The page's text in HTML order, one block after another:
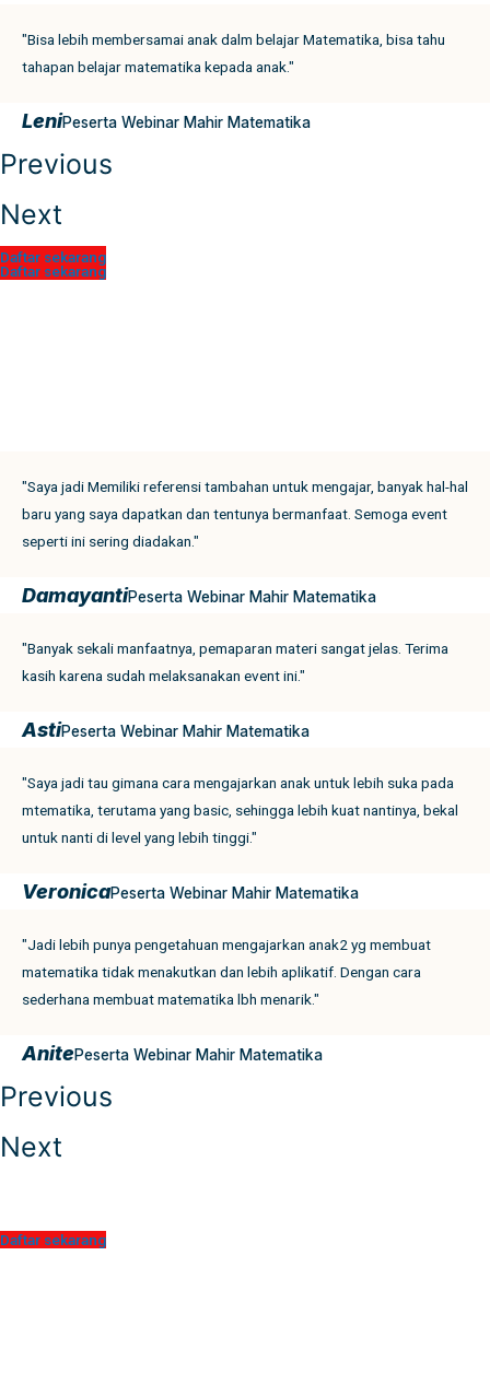
"Bisa lebih membersamai anak dalm belajar Matematika, bisa tahu
tahapan belajar matematika kepada anak."
LeniPeserta Webinar Mahir Matematika
Previous
Next
Daftar sekarang
Daftar sekarang
Daftar sekarang
"Saya jadi Memiliki referensi tambahan untuk mengajar, banyak hal-hal
baru yang saya dapatkan dan tentunya bermanfaat. Semoga event
seperti ini sering diadakan."
DamayantiPeserta Webinar Mahir Matematika
"Banyak sekali manfaatnya, pemaparan materi sangat jelas. Terima
kasih karena sudah melaksanakan event ini."
AstiPeserta Webinar Mahir Matematika
"Saya jadi tau gimana cara mengajarkan anak untuk lebih suka pada
mtematika, terutama yang basic, sehingga lebih kuat nantinya, bekal
untuk nanti di level yang lebih tinggi."
VeronicaPeserta Webinar Mahir Matematika
"Jadi lebih punya pengetahuan mengajarkan anak2 yg membuat
matematika tidak menakutkan dan lebih aplikatif. Dengan cara
sederhana membuat matematika lbh menarik."
AnitePeserta Webinar Mahir Matematika
Previous
Next
Daftar sekarang